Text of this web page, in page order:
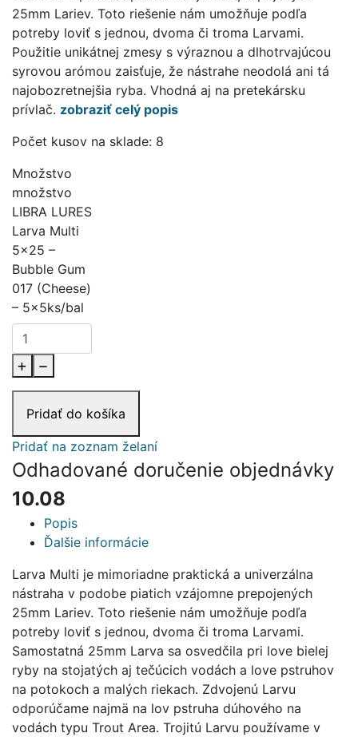
25mm Lariev. Toto riešenie nám umožňuje podľa
potreby loviť s jednou, dvoma či troma Larvami.
Použitie unikátnej zmesy s výraznou a dlhotrvajúcou
syrovou arómou zaisťuje, že nástrahe neodolá ani tá
najobozretnejšia ryba. Vhodná aj na pretekársku
prívlač. zobraziť celý popis
Počet kusov na sklade: 8
Množstvo
množstvo
LIBRA LURES
Larva Multi
5x25 –
Bubble Gum
017 (Cheese)
– 5x5ks/bal
Pridať do košíka
Pridať na zoznam želaní
Odhadované doručenie objednávky
10.08
Popis
Ďalšie informácie
Larva Multi je mimoriadne praktická a univerzálna
nástraha v podobe piatich vzájomne prepojených
25mm Lariev. Toto riešenie nám umožňuje podľa
potreby loviť s jednou, dvoma či troma Larvami.
Samostatná 25mm Larva sa osvedčila pri love bielej
ryby na stojatých aj tečúcich vodách a love pstruhov
na potokoch a malých riekach. Zdvojenú Larvu
odporúčame najmä na lov pstruha dúhového na
vodách typu Trout Area. Trojitú Larvu používame v